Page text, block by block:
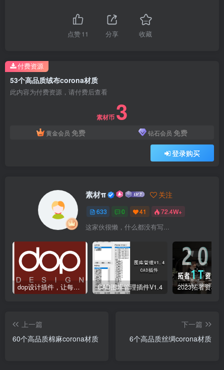
点赞11 分享 收藏
53个高品质绒布corona材质
此内容为付费资源，请付费后查看
素材币 3
黄金会员 免费 钻石会员 免费
登录购买
付费资源
素材π 关注
633 0 41 72.4W+
这家伙很懒，什么都没有写...
dop设计插件，让每个设计师都能享受到CAD制图的乐趣 CAD图库管理插件V1.4
上一篇
60个高品质棉麻corona材质
下一篇
6个高品质丝绸corona材质